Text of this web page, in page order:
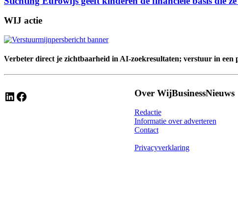
WIJ actie
Verbeter direct je zichtbaarheid in AI-zoekresultaten; verstuur in een
LinkedIn Facebook Over WijBusinessNieuws
Redactie
Informatie over adverteren
Contact
Privacyverklaring